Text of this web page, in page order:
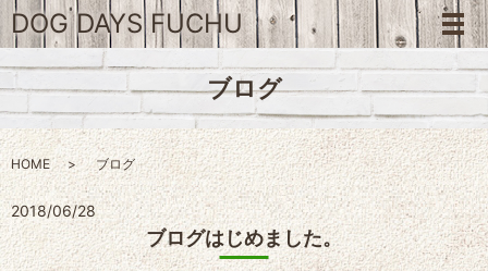
DOG DAYS FUCHU メ
ブログ
HOME ブログ
2018/06/28
ブログはじめました。